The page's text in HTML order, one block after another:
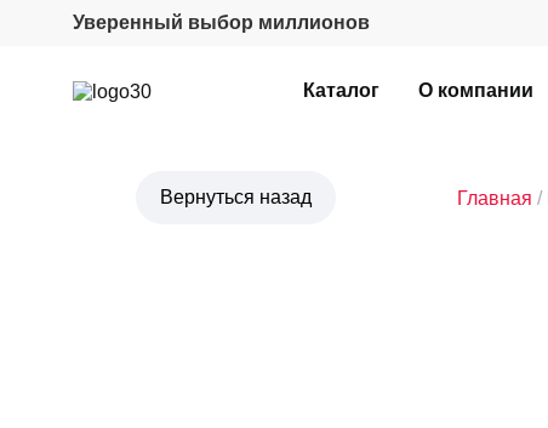
Уверенный выбор миллионов
Каталог О компании
Главная /